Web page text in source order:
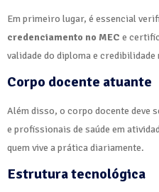
Em primeiro lugar, é essencial
credenciamento no MEC e
validade do diploma e credibilidade
Corpo docente atuante
Além disso, o corpo docente deve
e profissionais de saúde em
quem vive a prática diariamente.
Estrutura tecnológica